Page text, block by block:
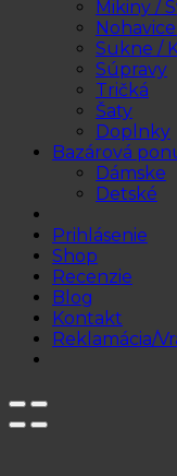
Mikiny /
Sukne /
Súpravy
Tričká
Šaty
Doplnky
Bazárová
Dámske
Detské
Prihlásenie
Shop
Recenzie
Blog
Kontakt
Reklamácia/